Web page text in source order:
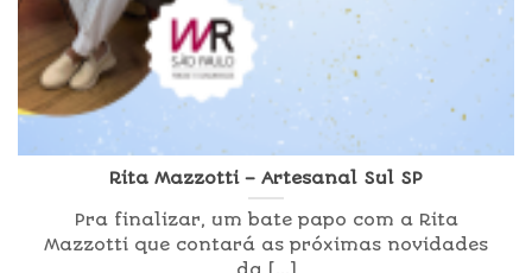
Rita Mazzotti – Artesanal Sul SP
Pra finalizar, um bate papo com a Rita
Mazzotti que contará as próximas novidades